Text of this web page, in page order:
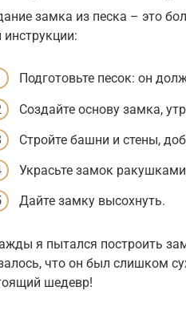
замка из песка – это
инструкции:
Подготовьте песок: он
Создайте основу замка,
Стройте башни и стены,
Украсьте замок
Дайте замку высохнуть.
я пытался построить
что он был слишком
шедевр!